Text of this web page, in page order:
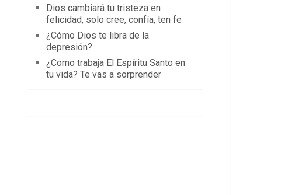
Dios cambiará tu tristeza en
felicidad, solo cree, confía, ten fe
¿Cómo Dios te libra de la
depresión?
¿Como trabaja El Espíritu Santo en
tu vida? Te vas a sorprender